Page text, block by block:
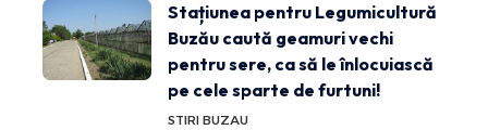
Stațiunea pentru Legumicultură
Buzău caută geamuri vechi
pentru sere, ca să le înlocuiască
pe cele sparte de furtuni!
STIRI BUZAU